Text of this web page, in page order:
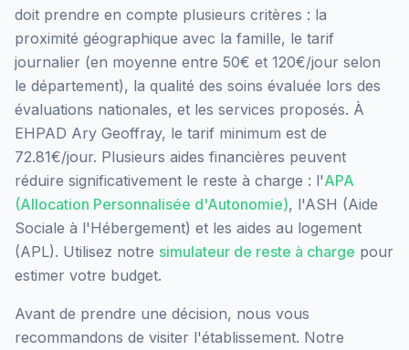
doit prendre en compte plusieurs critères : la
proximité géographique avec la famille, le tarif
journalier (en moyenne entre 50€ et 120€/jour selon
le département), la qualité des soins évaluée lors des
évaluations nationales, et les services proposés. À
EHPAD Ary Geoffray, le tarif minimum est de
72.81€/jour. Plusieurs aides financières peuvent
réduire significativement le reste à charge : l'APA
(Allocation Personnalisée d'Autonomie), l'ASH (Aide
Sociale à l'Hébergement) et les aides au logement
(APL). Utilisez notre simulateur de reste à charge pour
estimer votre budget.
Avant de prendre une décision, nous vous
recommandons de visiter l'établissement. Notre